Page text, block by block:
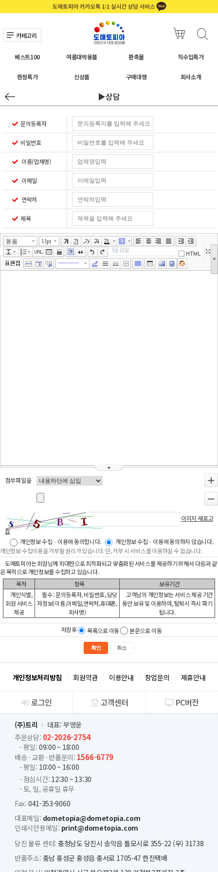
카테고리
베스트100 여름대박용품 판촉물 직수입특가
한정특가 신상품 구매대행 회사소개
▶상담
문의등록자
비밀번호
이름(업체명)
이메일
연락처
제목
돋움 11pt
첨부파일을
이미지 새로고
침
개인정보 수집ㆍ이용에 동의합니다.
개인정보 수집ㆍ이용에 동의하지 않습니다.
개인정보 수집이용을 거부할 권리가 있습니다. 단, 거부 시 서비스를 이용하실 수 없습니다.
도매토피아는 회원님께 최대한으로 최적화되고 맞춤화된 서비스를 제공하기 위해서 다음과 같
은 목적으로 개인정보를 수집하고 있습니다.
목적
항목
보유기간
개인식별,
회원 서비스
제공
필수 : 문의등록자, 비밀번호, 담당
자정보(이름,이메일,연락처,휴대폰,
회사명)
고객님의 개인정보는 서비스 제공 기간
동안 보유 및 이용하여, 탈퇴시 즉시 파기
됩니다.
저장후 목록으로 이동 본문으로 이동
확인 취소
개인정보처리방침 회원약관 이용안내 창업문의 제휴안내
회사소개
로그인 고객센터 PC버전
(주)트리
대표: 부영운
주문상담: 02-2026-2754
- 평일: 09:00 ~ 18:00
배송 · 교환 · 반품문의: 1566-6779
- 평일: 10:00 ~ 16:00
- 점심시간: 12:30 ~ 13:30
- 토, 일, 공휴일 휴무
Fax: 041-353-9060
대표메일: dometopia@dometopia.com
인쇄시안용메일: print@dometopia.com
당진 물류 센터: 충청남도 당진시 송악읍 틀모시로 355-22 (우) 31738
반품주소: 충남 홍성군 홍성읍 충서로 1705-47 한진택배